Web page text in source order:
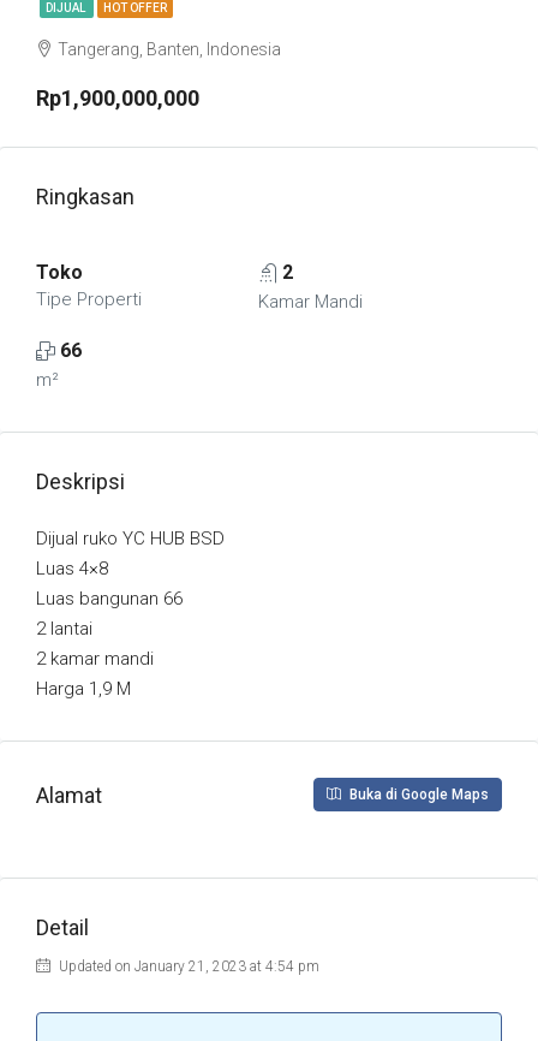
DIJUAL HOT OFFER
Tangerang, Banten, Indonesia
Rp1,900,000,000
Ringkasan
Toko
Tipe Properti
2
Kamar Mandi
66
m²
Deskripsi
Dijual ruko YC HUB BSD
Luas 4×8
Luas bangunan 66
2 lantai
2 kamar mandi
Harga 1,9 M
Alamat Buka di Google Maps
Detail
Updated on January 21, 2023 at 4:54 pm